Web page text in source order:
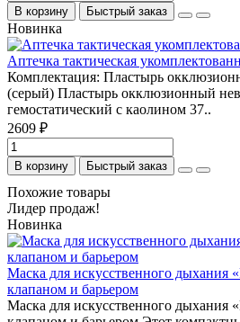
В корзину Быстрый заказ
Новинка
Аптечка тактическая
Комплектация: Пластырь
(серый) Пластырь окклюзионный
гемостатический с каолином 37..
2609 ₽
В корзину Быстрый заказ
Похожие товары
Лидер продаж!
Новинка
Маска для искусственного дыхания
клапаном и барьером
Маска для искусственного дыхания